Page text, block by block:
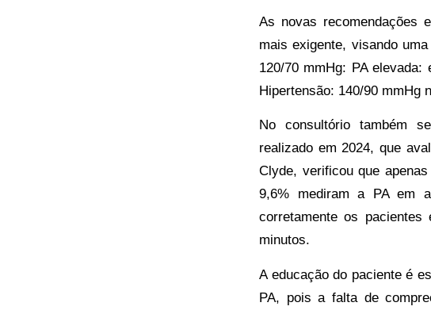
As novas recomendações
mais exigente, visando
120/70 mmHg: PA
Hipertensão: 140/90 mmHg
No consultório também
realizado em 2024, que
Clyde, verificou que
9,6% mediram a PA em
corretamente os
minutos.
A educação do paciente é
PA, pois a falta de